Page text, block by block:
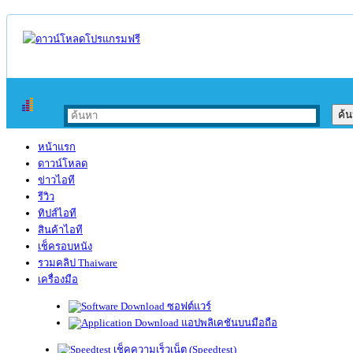
หน้าแรก
ดาวน์โหลด
ข่าวไอที
รีวิว
ทิปส์ไอที
สินค้าไอที
เช็ครอบหนัง
รวมคลิป Thaiware
เครื่องมือ
ซอฟต์แวร์
แอปพลิเคชันบนมือถือ
เช็คความเร็วเน็ต (Speedtest)